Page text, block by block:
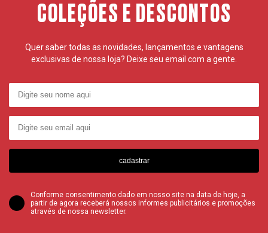
COLEÇÕES E DESCONTOS
Quer saber todas as novidades, lançamentos e vantagens
exclusivas de nossa loja? Deixe seu email com a gente.
cadastrar
Conforme consentimento dado em nosso site na data de hoje, a
partir de agora receberá nossos informes publicitários e promoções
através de nossa newsletter.